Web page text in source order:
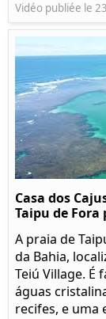
Vidéo publiée le
Casa dos
Taipu de Fora
A praia de
da Bahia,
Teiú Village. É
águas
recifes, e uma